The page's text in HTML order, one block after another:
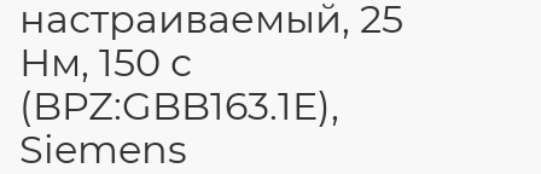
настраиваемый, 25
Нм, 150 с
(BPZ:GBB163.1E),
Siemens